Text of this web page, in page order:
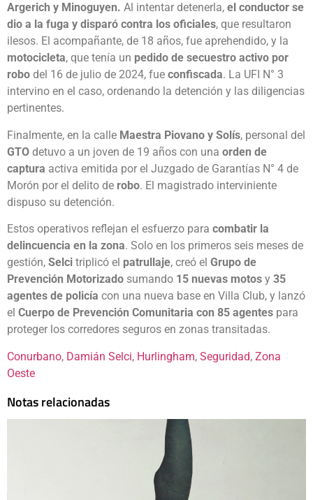
Argerich y Minoguyen. Al intentar detenerla, el conductor se
dio a la fuga y disparó contra los oficiales, que resultaron
ilesos. El acompañante, de 18 años, fue aprehendido, y la
motocicleta, que tenía un pedido de secuestro activo por
robo del 16 de julio de 2024, fue confiscada. La UFI N° 3
intervino en el caso, ordenando la detención y las diligencias
pertinentes.
Finalmente, en la calle Maestra Piovano y Solís, personal del
GTO detuvo a un joven de 19 años con una orden de
captura activa emitida por el Juzgado de Garantías N° 4 de
Morón por el delito de robo. El magistrado interviniente
dispuso su detención.
Estos operativos reflejan el esfuerzo para combatir la
delincuencia en la zona. Solo en los primeros seis meses de
gestión, Selci triplicó el patrullaje, creó el Grupo de
Prevención Motorizado sumando 15 nuevas motos y 35
agentes de policía con una nueva base en Villa Club, y lanzó
el Cuerpo de Prevención Comunitaria con 85 agentes para
proteger los corredores seguros en zonas transitadas.
Conurbano, Damián Selci, Hurlingham, Seguridad, Zona
Oeste
Notas relacionadas